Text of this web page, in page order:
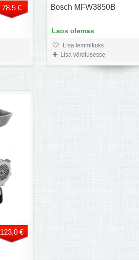
78,5 € Bosch MFW3850B
Laos olemas
Lisa lemmikuks
Lisa võrdlusesse
123,0 €